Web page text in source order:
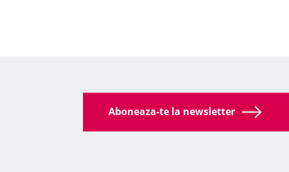
Aboneaza-te la newsletter